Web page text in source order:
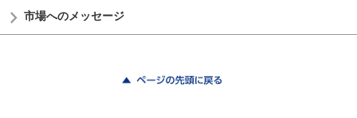
市場へのメッセージ